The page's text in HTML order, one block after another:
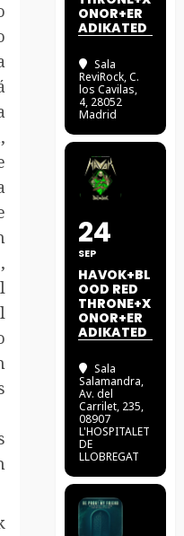
ONOR+ER
ADIKATED
Sala
ReviRock, C.
los Cavilas,
4, 28052
Madrid
24
SEP
HAVOK+BL
OOD RED
THRONE+X
ONOR+ER
ADIKATED
Sala
Salamandra,
Av. del
Carrilet, 235,
08907
L'HOSPITALET
DE
LLOBREGAT